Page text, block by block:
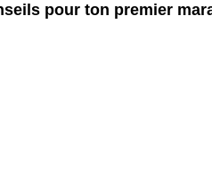
pour ton premier